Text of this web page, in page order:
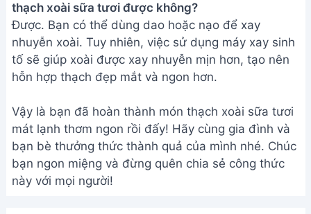
thạch xoài sữa tươi được không?
Được. Bạn có thể dùng dao hoặc nạo để xay
nhuyễn xoài. Tuy nhiên, việc sử dụng máy xay sinh
tố sẽ giúp xoài được xay nhuyễn mịn hơn, tạo nên
hỗn hợp thạch đẹp mắt và ngon hơn.
Vậy là bạn đã hoàn thành món thạch xoài sữa tươi
mát lạnh thơm ngon rồi đấy! Hãy cùng gia đình và
bạn bè thưởng thức thành quả của mình nhé. Chúc
bạn ngon miệng và đừng quên chia sẻ công thức
này với mọi người!